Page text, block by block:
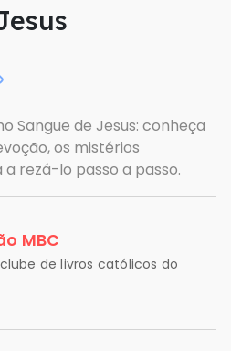
Sangue de Jesus: conheça
os mistérios
rezá-lo passo a passo.
MBC
de livros católicos do